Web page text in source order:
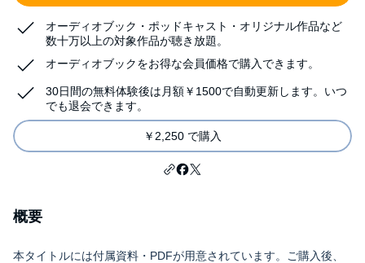
オーディオブック・ポッドキャスト・オリジナル作品など
数十万以上の対象作品が聴き放題。
オーディオブックをお得な会員価格で購入できます。
30日間の無料体験後は月額￥1500で自動更新します。いつ
でも退会できます。
￥2,250 で購入
概要
本タイトルには付属資料・PDFが用意されています。ご購入後、